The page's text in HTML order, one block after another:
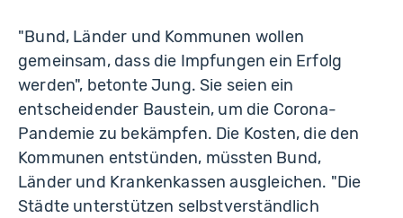
"Bund, Länder und Kommunen wollen
gemeinsam, dass die Impfungen ein Erfolg
werden", betonte Jung. Sie seien ein
entscheidender Baustein, um die Corona-
Pandemie zu bekämpfen. Die Kosten, die den
Kommunen entstünden, müssten Bund,
Länder und Krankenkassen ausgleichen. "Die
Städte unterstützen selbstverständlich